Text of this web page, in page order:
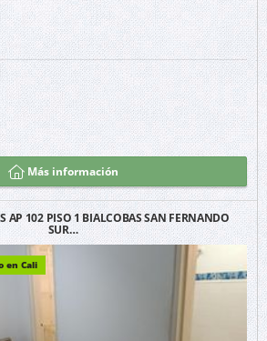
Más información
AP 102 PISO 1 BIALCOBAS SAN FERNANDO
SUR…
en Cali